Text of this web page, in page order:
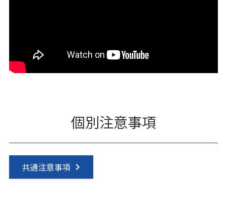
個別注意事項
共通注意事項